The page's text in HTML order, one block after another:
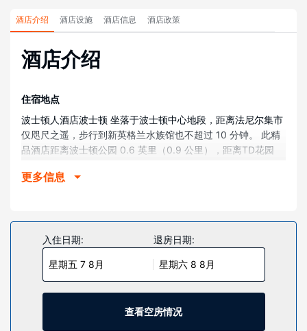
酒店介绍 酒店设施 酒店信息 酒店政策
酒店介绍
住宿地点
波士顿人酒店波士顿 坐落于波士顿中心地段，距离法尼尔集市
仅咫尺之遥，步行到新英格兰水族馆也不超过 10 分钟。 此精
品酒店距离波士顿公园 0.6 英里（0.9 公里），距离TD花园
客房
的舒适。提供免费有线和无线上网，方便您与朋友保持联系；
另提供收费电视频道，可满足您的娱乐需求。私人浴室提供名
牌洗护用品和吹风机。便利设施包括保险箱和书桌，以及带有
免费市内通话的电话。
您可充分利用健身俱乐部等度假设施，或者到露台和花园欣赏
更多信息
入住日期:
星期五 7 8月
退房日期:
星期六 8 8月
查看空房情况